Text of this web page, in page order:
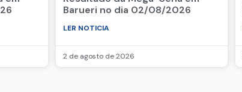
Barueri no dia 02/08/2026
LER NOTICIA
2 de agosto de 2026